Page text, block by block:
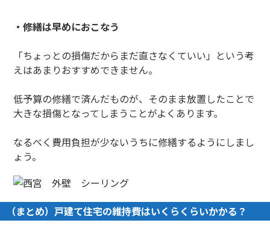
・修繕は早めにおこなう
「ちょっとの損傷だからまだ直さなくていい」という考
えはあまりおすすめできません。
低予算の修繕で済んだものが、そのまま放置したことで
大きな損傷となってしまうことがよくあります。
なるべく費用負担が少ないうちに修繕するようにしまし
ょう。
（まとめ）戸建て住宅の維持費はいくらくらいかかる？